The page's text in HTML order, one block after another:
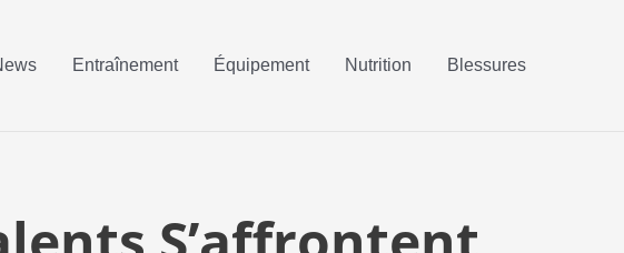
Entraînement Équipement Nutrition Blessures